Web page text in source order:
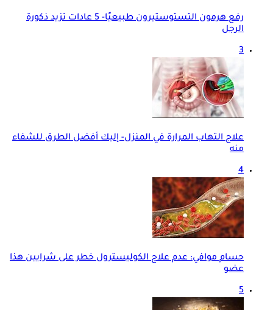
رفع هرمون التستوستيرون طبيعيًا- 5 عادات تزيد ذكورة
الرجل
3
علاج التهاب المرارة في المنزل- إليك أفضل الطرق للشفاء
منه
4
حسام موافي: عدم علاج الكوليسترول خطر على شرايين هذا
عضو
5